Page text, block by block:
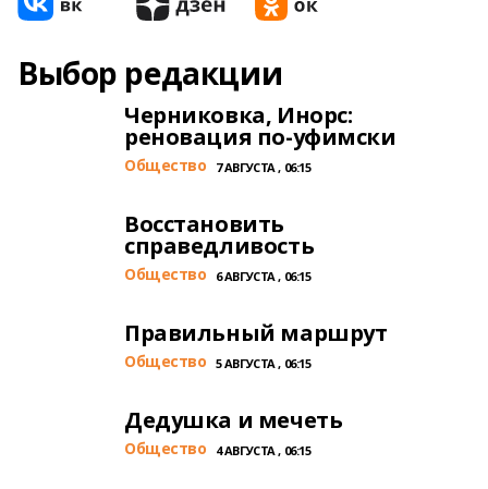
Выбор редакции
Черниковка, Инорс:
реновация по-уфимски
Общество 7 АВГУСТА , 06:15
Восстановить
справедливость
Общество 6 АВГУСТА , 06:15
Правильный маршрут
Общество 5 АВГУСТА , 06:15
Дедушка и мечеть
Общество 4 АВГУСТА , 06:15